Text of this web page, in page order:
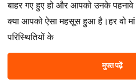
बाहर गए हुए हो और आपको उनके
क्या आपको ऐसा महसूस हुआ है।हर वो मां
परिस्थितियों के
मुफ्त पढ़ें